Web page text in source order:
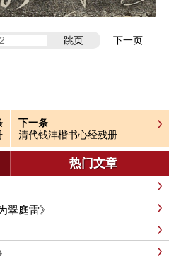
跳页 下一页
下一条
清代钱沣楷书心经残册
热门文章
翠庭雷》